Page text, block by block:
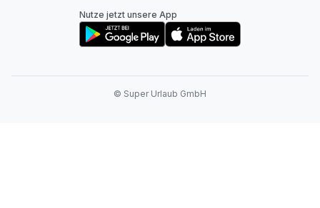
Nutze jetzt unsere App
© Super Urlaub GmbH